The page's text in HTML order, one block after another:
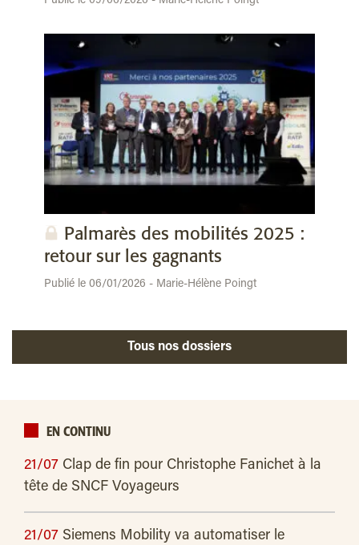
Palmarès des mobilités 2025 :
retour sur les gagnants
Publié le 06/01/2026 - Marie-Hélène Poingt
Tous nos dossiers
EN CONTINU
21/07 Clap de fin pour Christophe Fanichet à la
tête de SNCF Voyageurs
21/07 Siemens Mobility va automatiser le